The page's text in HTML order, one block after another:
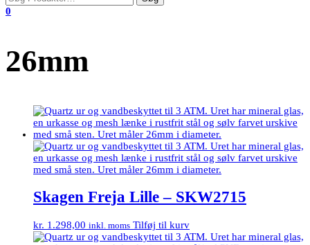
0
26mm
Skagen Freja Lille – SKW2715
kr. 1.298,00 inkl. moms Tilføj til kurv